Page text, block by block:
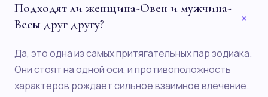
Подходят ли женщина-Овен и мужчина-
Весы друг другу?
+
Да, это одна из самых притягательных пар зодиака.
Они стоят на одной оси, и противоположность
характеров рождает сильное взаимное влечение.